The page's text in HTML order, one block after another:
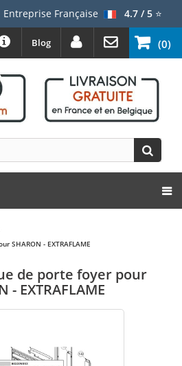
Entreprise Française 4.7 / 5⭐
(0)
Blog
SHARON - EXTRAFLAME
de porte foyer pour
- EXTRAFLAME